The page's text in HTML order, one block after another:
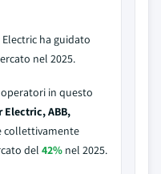
ha guidato
nel 2025.
in questo
Electric, ABB,
collettivamente
del 42% nel 2025.